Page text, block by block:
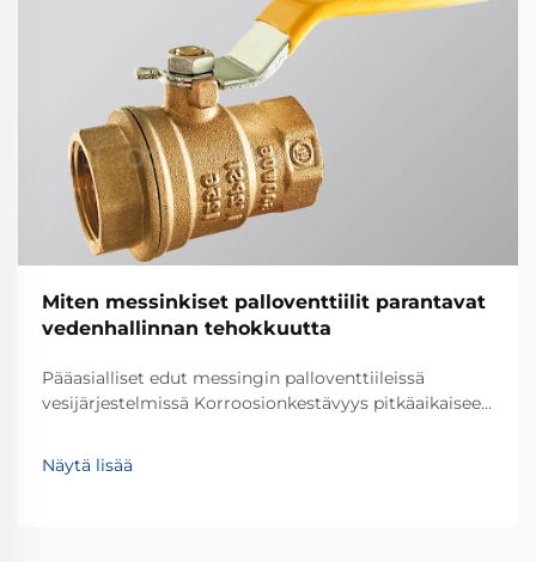
Miten messinkiset palloventtiilit parantavat
vedenhallinnan tehokkuutta
Pääasialliset edut messingin palloventtiileissä
vesijärjestelmissä Korroosionkestävyys pitkäaikaiseen
hyvin korroosiota, mikä tekee niistä erinomaisia
valintoja vesijärjestelmiin, joiden tulisi kestää vuosia.
Näytä lisää